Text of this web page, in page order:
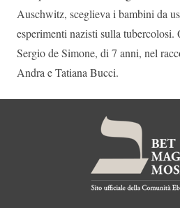
Auschwitz, sceglieva i bambini da
esperimenti nazisti sulla tubercolosi.
Sergio de Simone, di 7 anni, nel
Andra e Tatiana Bucci.